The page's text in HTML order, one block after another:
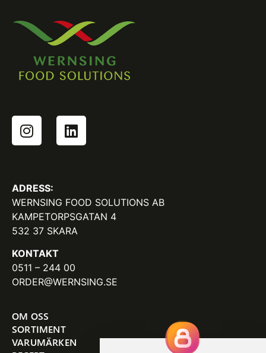
ADRESS:
WERNSING FOOD SOLUTIONS AB
KAMPETORPSGATAN 4
532 37 SKARA
KONTAKT
0511 – 244 00
ORDER@WERNSING.SE
OM OSS
SORTIMENT
VARUMÄRKEN